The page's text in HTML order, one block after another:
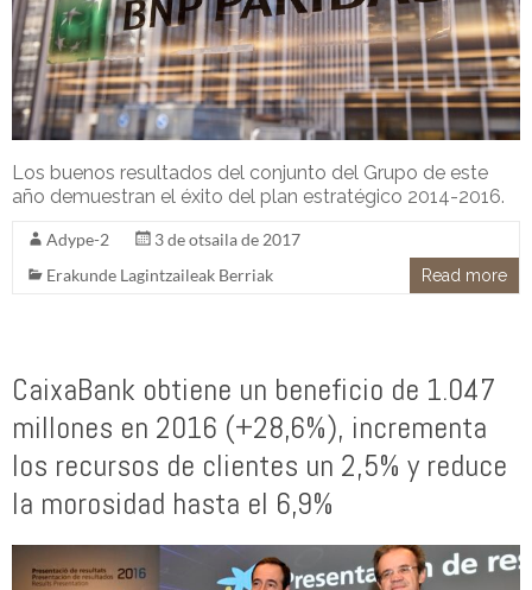
Los buenos resultados del conjunto del Grupo de este
año demuestran el éxito del plan estratégico 2014-2016.
Adype-2
3 de otsaila de 2017
Erakunde Lagintzaileak Berriak
Read more
CaixaBank obtiene un beneficio de 1.047
millones en 2016 (+28,6%), incrementa
los recursos de clientes un 2,5% y reduce
la morosidad hasta el 6,9%